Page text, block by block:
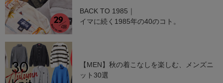
BACK TO 1985｜
イマに続く1985年の40のコト。
【MEN】秋の着こなしを楽しむ、メンズニ
ット30選